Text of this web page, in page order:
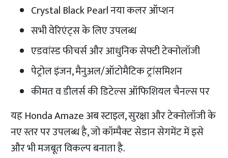
Crystal Black Pearl नया कलर ऑप्शन
सभी वेरिएंट्स के लिए उपलब्ध
एडवांस्ड फीचर्स और आधुनिक सेफ्टी टेक्नोलॉजी
पेट्रोल इंजन, मैनुअल/ऑटोमैटिक ट्रांसमिशन
कीमत व डीलर्स की डिटेल्स ऑफिशियल चैनल्स पर
यह Honda Amaze अब स्टाइल, सुरक्षा और टेक्नोलॉजी के
नए स्तर पर उपलब्ध है, जो कॉम्पैक्ट सेडान सेगमेंट में इसे
और भी मजबूत विकल्प बनाता है.